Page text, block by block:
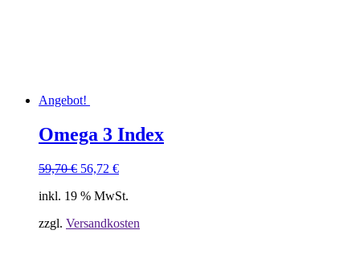
Angebot!
Omega 3 Index
59,70€ Ursprünglicher
war:
56,72 €Aktueller
ist:
inkl. 19 % MwSt.
zzgl. Versandkosten